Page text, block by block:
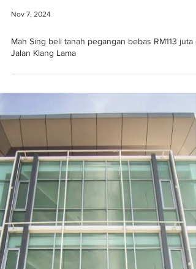
Mah Sing beli tanah pegangan bebas RM113 juta